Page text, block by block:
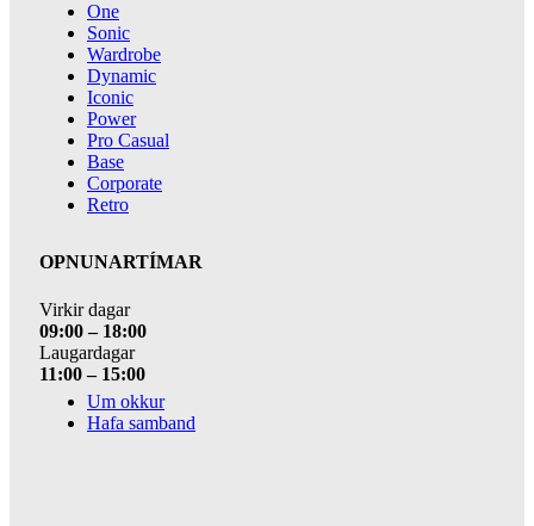
One
Sonic
Wardrobe
Dynamic
Iconic
Power
Pro Casual
Base
Corporate
Retro
OPNUNARTÍMAR
Virkir dagar
09:00 – 18:00
Laugardagar
11:00 – 15:00
Um okkur
Hafa samband